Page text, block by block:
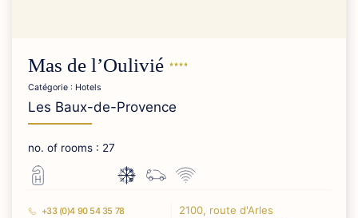
Mas de l’Oulivié
Catégorie : Hotels
Les Baux-de-Provence
no. of rooms : 27
+33 (0)4 90 54 35 78
2100, route d'Arles